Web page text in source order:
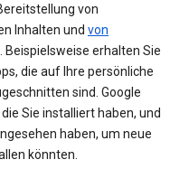
von
Inhalten und von
. Beispielsweise erhalten Sie
die auf Ihre persönliche
sind. Google
Sie installiert haben, und
haben, um neue
könnten.